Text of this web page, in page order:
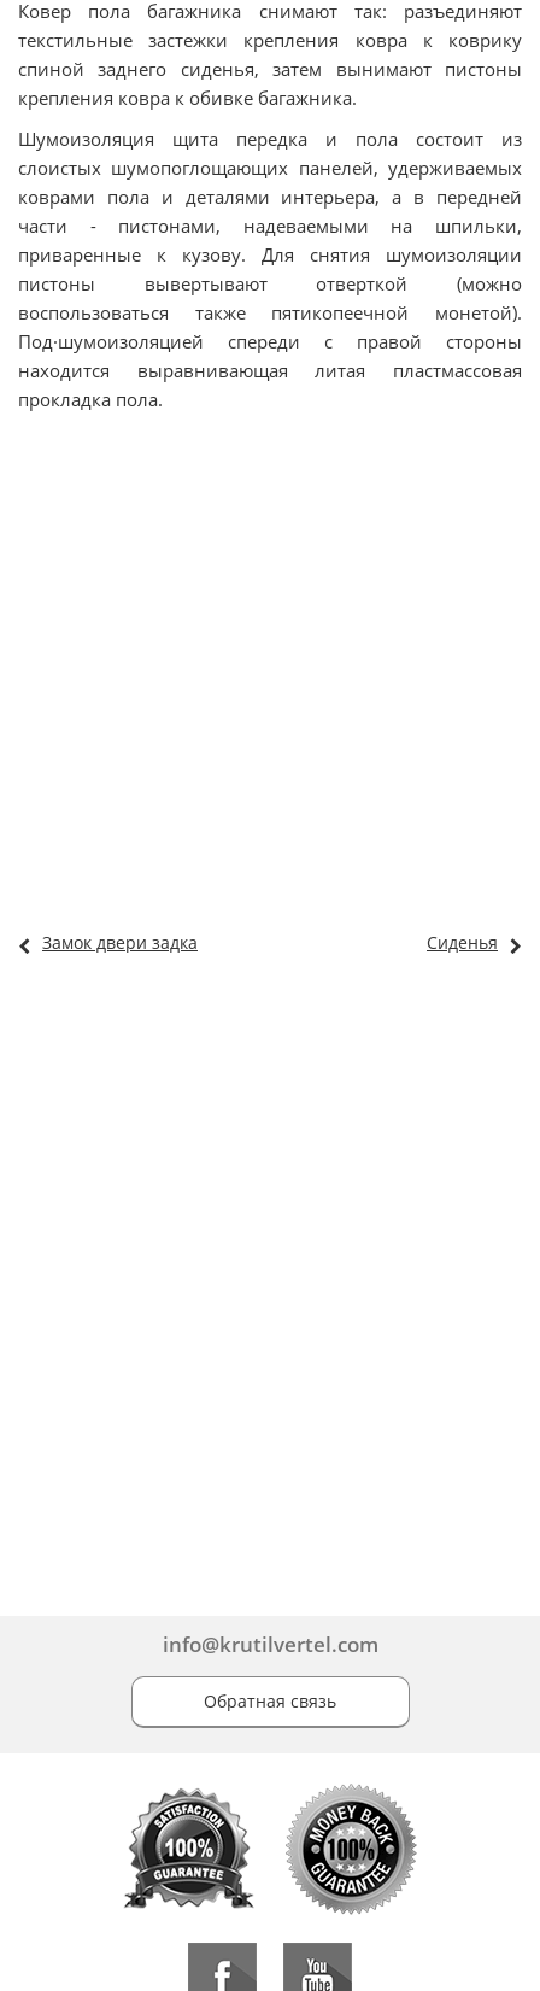
Ковер пола багажника снимают так: разъединяют
текстильные застежки крепления ковра к коврику
спиной заднего сиденья, затем вынимают пистоны
крепления ковра к обивке багажника.
Шумоизоляция щита передка и пола состоит из
слоистых шумопоглощающих панелей, удерживаемых
коврами пола и деталями интерьера, а в передней
части - пистонами, надеваемыми на шпильки,
приваренные к кузову. Для снятия шумоизоляции
пистоны вывертывают отверткой (можно
воспользоваться также пятикопеечной монетой).
Под·шумоизоляцией спереди с правой стороны
находится выравнивающая литая пластмассовая
прокладка пола.
Замок двери задка Сиденья
info@krutilvertel.com
Обратная связь